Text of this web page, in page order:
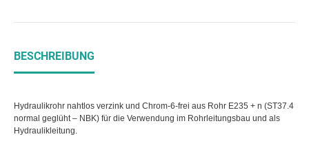
BESCHREIBUNG
Hydraulikrohr nahtlos verzink und Chrom-6-frei aus Rohr E235 + n (ST37.4
normal geglüht – NBK) für die Verwendung im Rohrleitungsbau und als
Hydraulikleitung.